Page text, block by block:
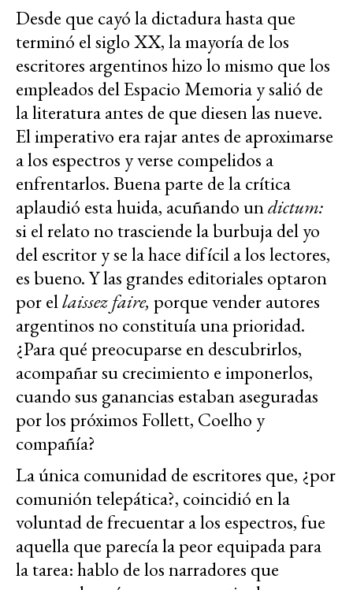
Desde que cayó la dictadura hasta que
terminó el siglo XX, la mayoría de los
escritores argentinos hizo lo mismo que los
empleados del Espacio Memoria y salió de
la literatura antes de que diesen las nueve.
El imperativo era rajar antes de aproximarse
a los espectros y verse compelidos a
enfrentarlos. Buena parte de la crítica
aplaudió esta huida, acuñando undictum:
si el relato no trasciende la burbuja del yo
del escritor y se la hace difícil a los lectores,
es bueno. Y las grandes editoriales optaron
por ellaissez faire, porque vender autores
argentinos no constituía una prioridad.
¿Para qué preocuparse en descubrirlos,
acompañar su crecimiento e imponerlos,
cuando sus ganancias estaban aseguradas
por los próximos Follett, Coelho y
compañía?
La única comunidad de escritores que, ¿por
comunión telepática?, coincidió en la
voluntad de frecuentar a los espectros, fue
aquella que parecía la peor equipada para
la tarea: hablo de los narradores que